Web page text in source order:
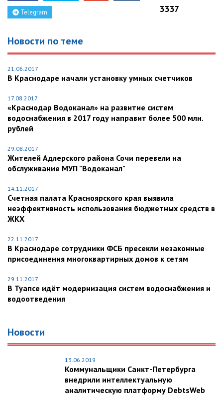
Telegram
3337
Новости по теме
21.06.2017
В Краснодаре начали установку умных счетчиков
17.08.2017
«Краснодар Водоканал» на развитие систем
водоснабжения в 2017 году направит более 500 млн.
рублей
29.08.2017
Жителей Адлерского района Сочи перевели на
обслуживание МУП "Водоканал"
14.11.2017
Счетная палата Красноярского края выявила
неэффективность использования бюджетных средств в
ЖКХ
22.11.2017
В Краснодаре сотрудники ФСБ пресекли незаконные
присоединения многоквартирных домов к сетям
29.11.2017
В Туапсе идёт модернизация систем водоснабжения и
водоотведения
Новости
13.06.2019
Коммунальщики Санкт-Петербурга
внедрили интеллектуальную
аналитическую платформу DebtsWeb